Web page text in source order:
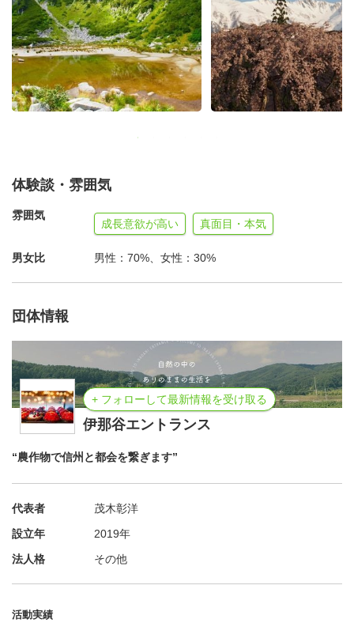
贈答用として、そしてハイグレードの飲食店用として特級
レベルの商品を生産する農家さんが軒を連ねる伊那谷。
その半面で課題も多くあります。
◆特級グレードに出せる商品の数倍、規格外＝廃棄の農作
物が発生
◆農協を通さない独自のこだわり農家さんの販売ルートが
埋もれる
問題で破棄されるのです。
手塩にかけて育てた農家さんが自分の手で、規格外農作物
を破棄するむなしい現実。
体験談・雰囲気
雰囲気
成長意欲が高い 真面目・本気
男女比 男性：70%、女性：30%
団体情報
+ フォローして最新情報を受け取る
伊那谷エントランス
“農作物で信州と都会を繋ぎます”
代表者
茂木彰洋
設立年
2019年
法人格
その他
活動実績